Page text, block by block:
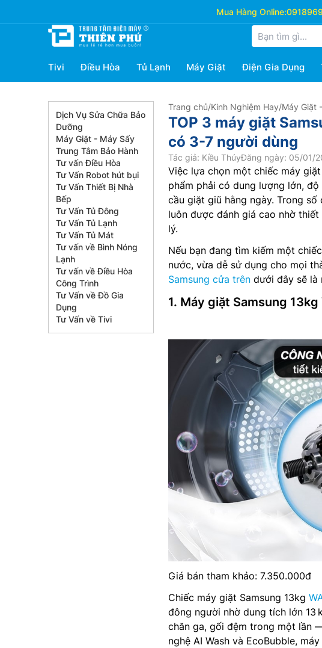
Mua Hàng Online:
Tivi Điều Hòa Tủ Lạnh Máy Giặt Điện Gia Dụng
Dịch Vụ Sửa Chữa Bảo
Dưỡng
Máy Giặt - Máy Sấy
Trung Tâm Bảo Hành
Tư vấn Điều Hòa
Tư Vấn Robot hút bụi
Tư Vấn Thiết Bị Nhà
Bếp
Tư Vấn Tủ Đông
Tư Vấn Tủ Lạnh
Tư Vấn Tủ Mát
Tư vấn về Bình Nóng
Lạnh
Tư vấn về Điều Hòa
Công Trình
Tư Vấn về Đồ Gia
Dụng
Tư Vấn về Tivi
Trang chủ/Kinh Nghiệm Hay/Máy Giặt
TOP 3 máy giặt
có 3-7 người dùng
Tác giả: Kiều ThúyĐăng ngày: 05/01/
Việc lựa chọn một chiếc máy
phẩm phải có dung lượng lớn,
cầu giặt giũ hằng ngày. Trong
luôn được đánh giá cao nhờ
lý.
Nếu bạn đang tìm kiếm một
nước, vừa dễ sử dụng cho mọi
Samsung cửa trên dưới đây sẽ là
1. Máy giặt Samsung
Giá bán tham khảo: 7.350.000đ
Chiếc máy giặt Samsung 13kg
đông người nhờ dung tích lớn 13
chăn ga, gối đệm trong một lần
nghệ AI Wash và EcoBubble,